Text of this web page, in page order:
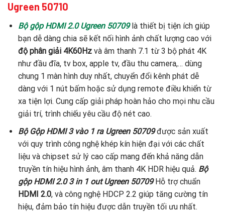
Ugreen 50710
Bộ gộp HDMI 2.0 Ugreen 50709là thiết bị tiện ích giúp
bạn dễ dàng chia sẽ kết nối hình ảnh chất lượng cao với
độ phân giải 4K60Hzvà âm thanh 7.1 từ 3 bộ phát 4K
như đầu đĩa, tv box, apple tv, đầu thu camera,… dùng
chung 1 màn hình duy nhất, chuyển đổi kênh phát dễ
dàng với 1 nút bấm hoặc sử dụng remote điều khiển từ
xa tiện lợi. Cung cấp giải pháp hoàn hảo cho mọi nhu cầu
giải trí, trình chiếu yêu cầu độ nét cao.
Bộ Gộp HDMI 3 vào 1 ra Ugreen 50709được sản xuất
với quy trình công nghệ khép kín hiện đại với các chất
liệu và chipset sử lý cao cấp mang đến khả năng dẫn
truyền tín hiệu hình ảnh, âm thanh 4K HDR hiệu quả. Bộ
gộp HDMI 2.0 3 in 1 out Ugreen 50709Hỗ trợ chuẩn
HDMI 2.0, và công nghệ HDCP 2.2 giúp tăng cường tín
hiệu, đảm bảo tín hiệu được dẫn truyền tối ưu nhất.